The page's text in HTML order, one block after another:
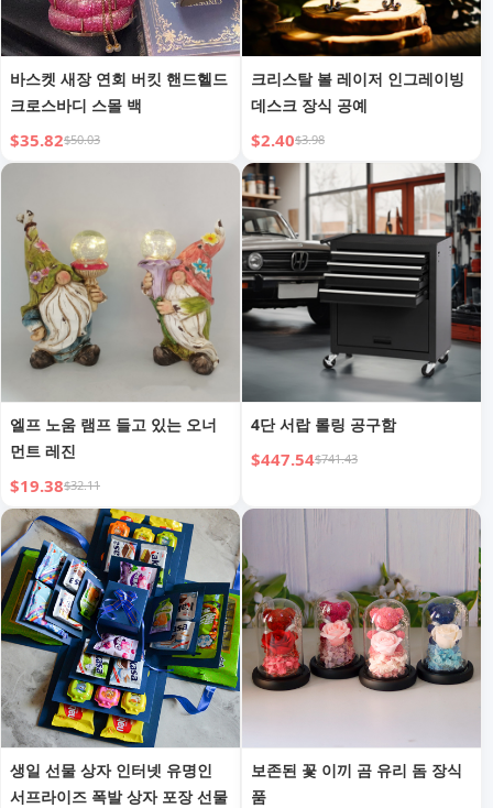
바스켓 새장 연회 버킷 핸드헬드
크로스바디 스몰 백
$35.82$50.03
크리스탈 볼 레이저 인그레이빙
데스크 장식 공예
$2.40$3.98
엘프 노움 램프 들고 있는 오너
먼트 레진
$19.38$32.11
4단 서랍 롤링 공구함
$447.54$741.43
생일 선물 상자 인터넷 유명인
서프라이즈 폭발 상자 포장 선물
보존된 꽃 이끼 곰 유리 돔 장식
품